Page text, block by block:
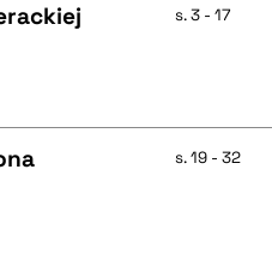
s. 3 - 17
s. 19 - 32